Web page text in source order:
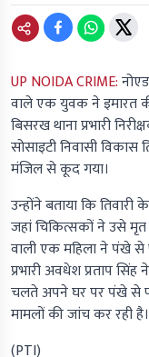
UP NOIDA CRIME:
वाले एक युवक ने इमारत
बिसरख थाना प्रभारी
सोसाइटी निवासी विकास
मंजिल से कूद गया।
उन्होंने बताया कि
जहां चिकित्सकों ने उसे मृत
वाली एक महिला ने पंखे
प्रभारी अवधेश प्रताप
चलते अपने घर पर पंखे से
मामलों की जांच कर रही है।
(PTI)